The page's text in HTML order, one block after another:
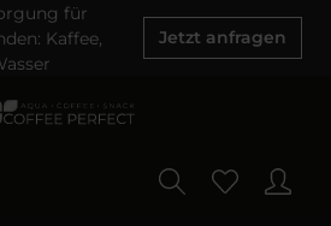
für
Kaffee,
Jetzt anfragen